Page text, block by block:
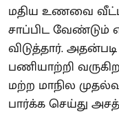
மதிய உணவை
சாப்பிட
விடுத்தார்.
பணியாற்றி
மற்ற மாநில
பார்க்க செய்து